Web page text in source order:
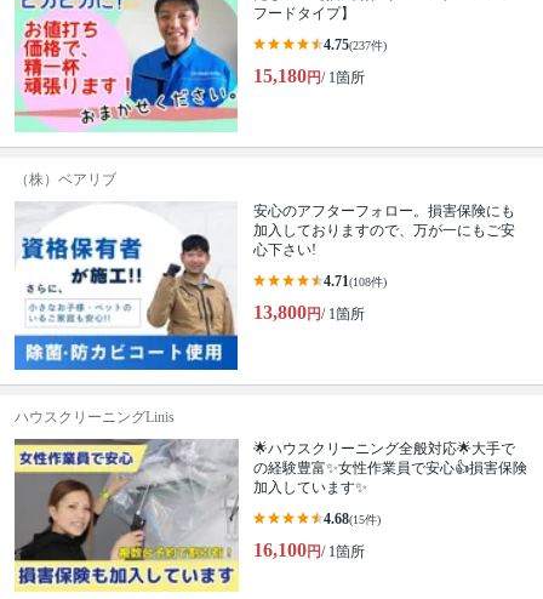
フードタイプ】
4.75(237件)
15,180円/ 1箇所
（株）ベアリブ
安心のアフターフォロー。損害保険にも
加入しておりますので、万が一にもご安
心下さい!
4.71(108件)
13,800円/ 1箇所
ハウスクリーニングLinis
🌟ハウスクリーニング全般対応🌟大手で
の経験豊富✨女性作業員で安心👍損害保険
加入しています✨
4.68(15件)
16,100円/ 1箇所